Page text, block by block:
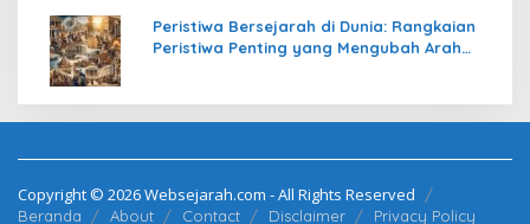
Peristiwa Bersejarah di Dunia: Rangkaian
Peristiwa Penting yang Mengubah Arah
Copyright © 2026 Websejarah.com - All Rights Reserved
Beranda About Contact Disclaimer Privacy Policy